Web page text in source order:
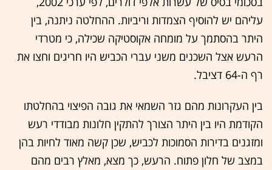
עליהם יש להוסיף הצמדות וריביות. ההחלטה ניתנה, בין
היתר בהסתמך על מומחה אקוסטיקה שכילה, כי מטרדי
הרעש אצל השכנים משני עברי הכביש היו חריגים וחצו את
רף ה-64 דציבל.
בין העקרונות מהם גזר השמאי את גובה הפיצוי בהחלטתו
הקודמת היו בין היתר הצורך להתקין חלונות מבודדי רעש
ומזגנים בדירות הסמוכות לכביש, שכן קשה מאוד לחיות בהן
במצב של חלון פתוח. הרעש, כך מצא, מאלץ רבים מהם